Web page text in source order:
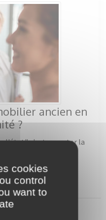
ancien en
?
l'état" c'est accepter la
authenticité, ses
cookies
control
want to